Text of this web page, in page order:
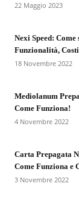
22 Maggio 2023
Nexi Speed: Come
Funzionalità,
18 Novembre 2022
Mediolanum
Come Funziona!
4 Novembre 2022
Carta Prepagata
Come Funziona e
3 Novembre 2022